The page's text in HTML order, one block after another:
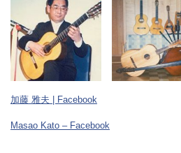
加藤 雅夫 | Facebook
Masao Kato – Facebook